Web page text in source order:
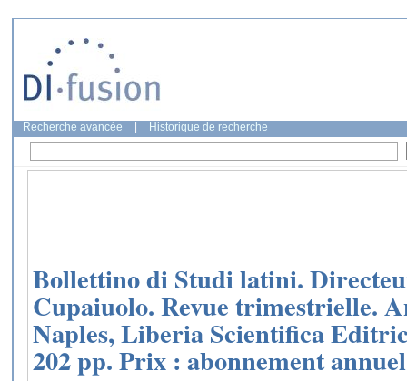
Recherche avancée Historique de recherche
Bollettino di Studi latini.
Cupaiuolo. Revue trimestrielle.
Naples, Liberia Scientifica
202 pp. Prix : abonnement